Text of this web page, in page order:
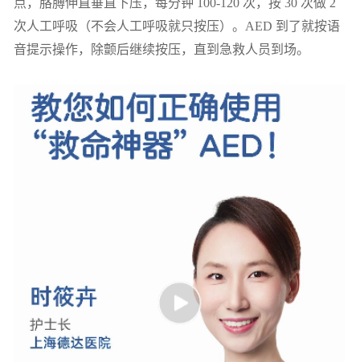
点，胳膊伸直垂直下压，每分钟 100-120 次，按 30 次做 2
次人工呼吸（不会人工呼吸就只按压）。AED 到了就按语
音提示操作，除颤后继续按压，直到急救人员到场。